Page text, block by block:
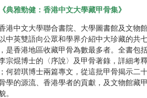
典雅勁健：香港中文大學藏甲骨集》
港中文大學聯合書院、大學圖書館及文物
中英雙語向公眾和學界介紹中大珍藏的共
是香港地區收藏甲骨為數最多者。全書包
宗焜博士的〈序說〉及甲骨著錄，詳細考
何碧琪博士兩篇專文，從這批甲骨揭示二
學的源流、香港學者的貢獻，及文物館藏
。